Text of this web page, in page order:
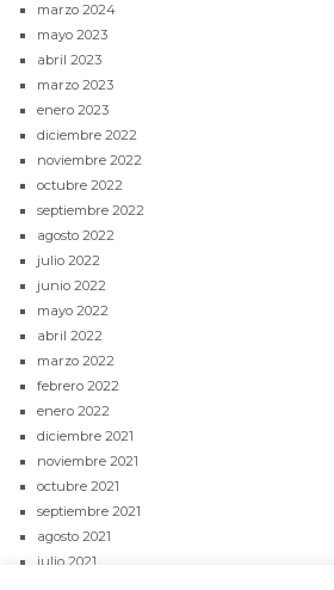
marzo 2024
mayo 2023
abril 2023
marzo 2023
enero 2023
diciembre 2022
noviembre 2022
octubre 2022
septiembre 2022
agosto 2022
julio 2022
junio 2022
mayo 2022
abril 2022
marzo 2022
febrero 2022
enero 2022
diciembre 2021
noviembre 2021
octubre 2021
septiembre 2021
agosto 2021
julio 2021